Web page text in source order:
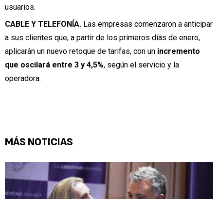
usuarios.
CABLE Y TELEFONÍA. Las empresas comenzaron a anticipar
a sus clientes que, a partir de los primeros días de enero,
aplicarán un nuevo retoque de tarifas, con un incremento
que oscilará entre 3 y 4,5%, según el servicio y la
operadora.
MÁS NOTICIAS